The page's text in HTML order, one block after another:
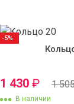
1 430 ₽ 1
В наличии
-5%